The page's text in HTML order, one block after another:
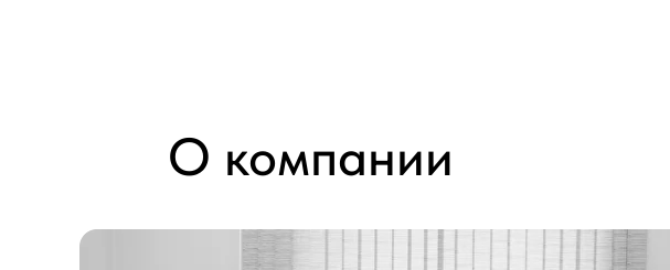
О компании